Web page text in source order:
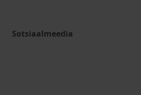
Sotsiaalmeedia